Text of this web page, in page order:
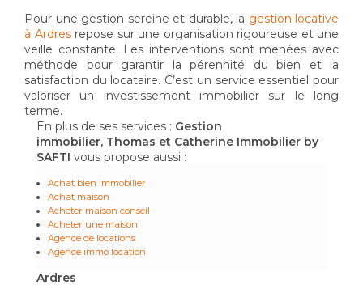
Pour une gestion sereine et durable, la gestion locative
à Ardresrepose sur une organisation rigoureuse et une
veille constante. Les interventions sont menées avec
méthode pour garantir la pérennité du bien et la
satisfaction du locataire. C’est un service essentiel pour
valoriser un investissement immobilier sur le long
terme.
En plus de ses services : Gestion
immobilier, Thomas et Catherine Immobilier by
SAFTI vous propose aussi :
Achat bien immobilier
Achat maison
Acheter maison conseil
Acheter une maison
Agence de locations
Agence immo location
Ardres